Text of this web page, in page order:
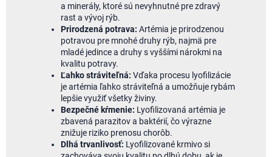
a minerály, ktoré sú nevyhnutné pre zdravý
rast a vývoj rýb.
Prirodzená potrava: Artémia je prirodzenou
potravou pre mnohé druhy rýb, najmä pre
mladé jedince a druhy s vyššími nárokmi na
kvalitu potravy.
Ľahko stráviteľná: Vďaka procesu lyofilizácie
je artémia ľahko stráviteľná a umožňuje rybám
lepšie využiť všetky živiny.
Bezpečné kŕmenie: Lyofilizovaná artémia je
zbavená parazitov a baktérií, čo výrazne
znižuje riziko prenosu chorôb.
Dlhá trvanlivosť: Lyofilizované krmivo si